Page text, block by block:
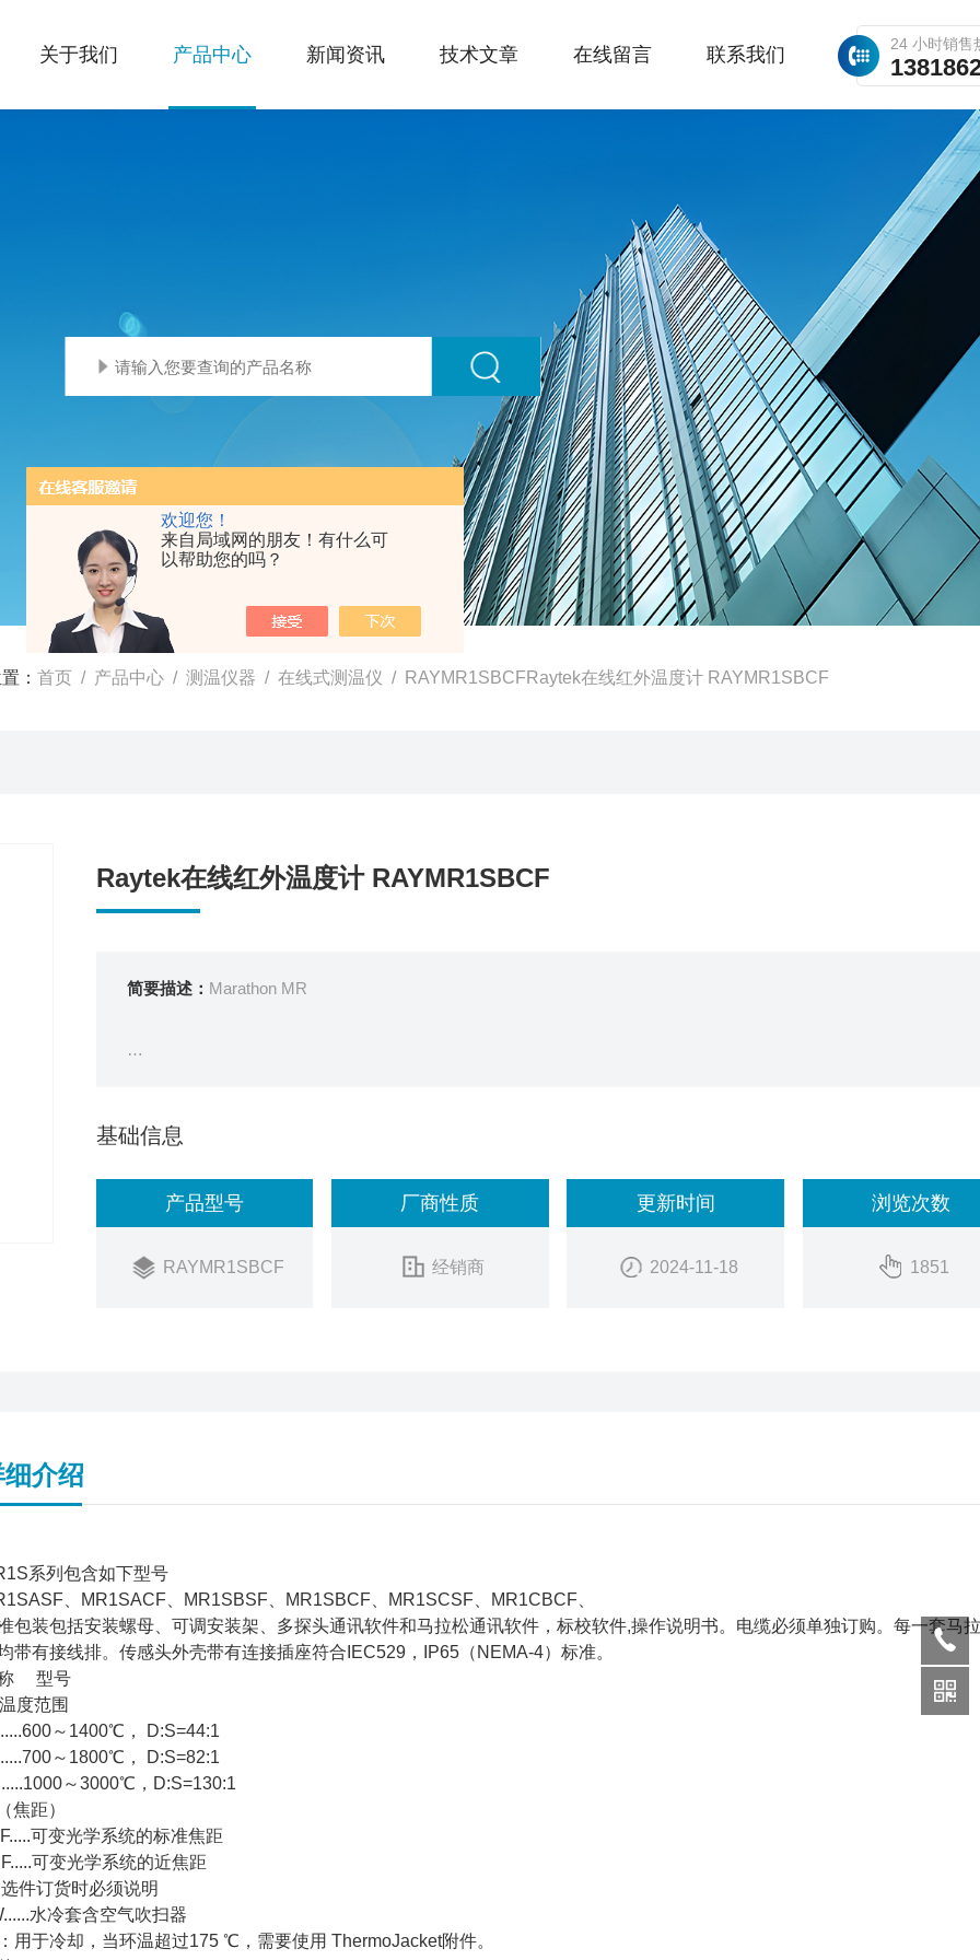
欢迎您！
来自局域网的朋友！有什么可
以帮助您的吗？
24 小时销售
关于我们 产品中心 新闻资讯 技术文章 在线留言 联系我们
： 首页 / 产品中心 / 测温仪器 / 在线式测温仪 / RAYMR1SBCFRaytek在线红外温度计 RAYMR1SBCF
Raytek在线红外温度计 RAYMR1SBCF
简要描述： Marathon MR
雷泰 MR1S 双色集成式红外测温仪能精确测量小的或移动的目标，或是由于灰尘、烟雾及大气中其他微粒遮挡的目标
雷泰 MR1S 双色集成式红外测温仪可安装在热保护套中（附件可选），Z高可耐环温高达315°C (600°F)，适用于热
理、钢铁制造等高温环境的使用。支持Z高多
基础信息
产品型号
RAYMR1SBCF
厂商性质
经销商
更新时间
2024-11-18
浏览次数
1851
介绍
系列包含如下型号
MR1SACF MR1SBSF MR1SBCF MR1SCSF MR1CBCF
包装包括安装螺母、可调安装架、多探头通讯软件和马拉松通讯软件，标校软件,操作说明书。电缆必须单独订购。每一套马
带有接线排。传感头外壳带有连接插座符合 IEC529 ， IP65 （ NEMA-4）标准。
型号
温度范围
～ 1400℃，
D:S=44:1
～ 1800℃，
D:S=82:1
～3000℃， D:S=130:1
焦距）
可变光学系统的标准焦距
可变光学系统的近焦距
件订货时必须说明
水冷套含空气吹扫器
用于冷却，当环温超过175 ℃，需要使用 ThermoJacket附件。